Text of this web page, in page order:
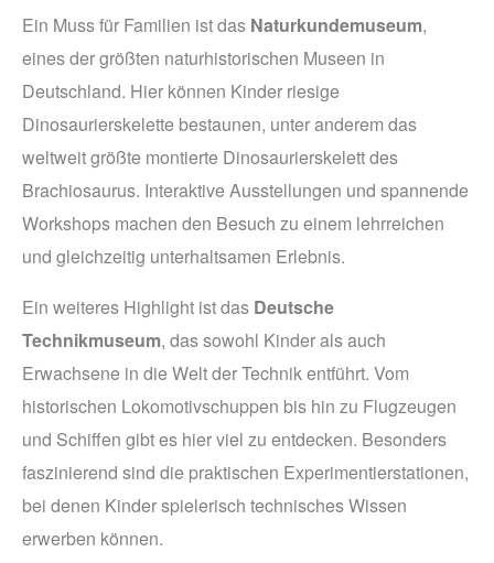
Ein Muss für Familien ist das Naturkundemuseum,
eines der größten naturhistorischen Museen in
Deutschland. Hier können Kinder riesige
Dinosaurierskelette bestaunen, unter anderem das
weltweit größte montierte Dinosaurierskelett des
Brachiosaurus. Interaktive Ausstellungen und spannende
Workshops machen den Besuch zu einem lehrreichen
und gleichzeitig unterhaltsamen Erlebnis.
Ein weiteres Highlight ist das Deutsche
Technikmuseum, das sowohl Kinder als auch
Erwachsene in die Welt der Technik entführt. Vom
historischen Lokomotivschuppen bis hin zu Flugzeugen
und Schiffen gibt es hier viel zu entdecken. Besonders
faszinierend sind die praktischen Experimentierstationen,
bei denen Kinder spielerisch technisches Wissen
erwerben können.